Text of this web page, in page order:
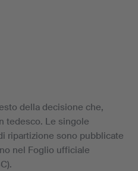
della decisione che,
tedesco. Le singole
ripartizione sono pubblicate
nel Foglio ufficiale